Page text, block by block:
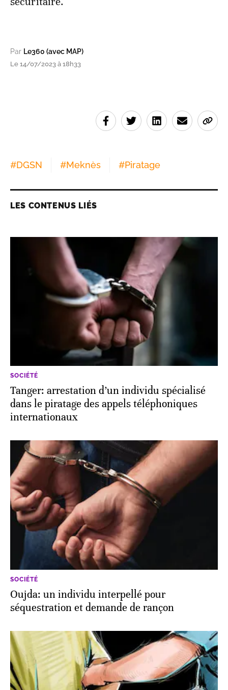
Par Le360 (avec MAP)
Le 14/07/2023 à 18h33
#DGSN #Meknès #Piratage
LES CONTENUS LIÉS
SOCIÉTÉ
Tanger: arrestation d’un individu spécialisé
dans le piratage des appels téléphoniques
internationaux
SOCIÉTÉ
Oujda: un individu interpellé pour
séquestration et demande de rançon